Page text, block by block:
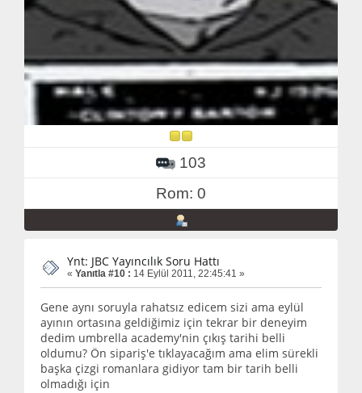
103
Rom: 0
Ynt: JBC Yayıncılık Soru Hattı
« Yanıtla #10 : 14 Eylül 2011, 22:45:41 »
Gene aynı soruyla rahatsız edicem sizi ama eylül
ayının ortasına geldiğimiz için tekrar bir deneyim
dedim umbrella academy'nin çıkış tarihi belli
oldumu? Ön sipariş'e tıklayacağım ama elim sürekli
başka çizgi romanlara gidiyor tam bir tarih belli
olmadığı için